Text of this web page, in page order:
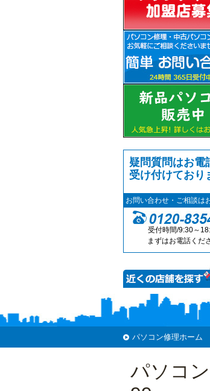
疑問質問はお電
受け付けており
お問い合わせ・ご相談は
受付時間/9:30～
まずはお電話くだ
パソコン修理ホーム
パソコ